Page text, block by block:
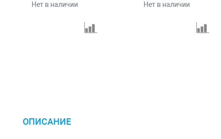
Нет в наличии Нет в наличии
ОПИСАНИЕ